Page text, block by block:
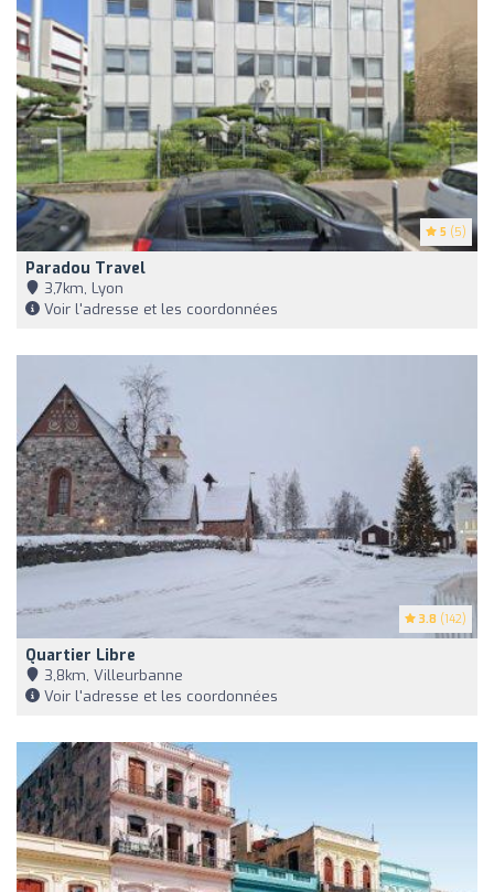
5 (5)
Paradou Travel
3,7km, Lyon
Voir l'adresse et les coordonnées
3.8 (142)
Quartier Libre
3,8km, Villeurbanne
Voir l'adresse et les coordonnées